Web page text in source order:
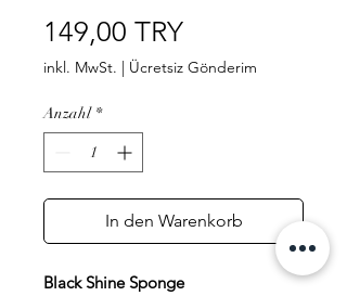
149,00 TRYPreis
inkl. MwSt. | Ücretsiz Gönderim
Anzahl *
In den Warenkorb
Black Shine Sponge